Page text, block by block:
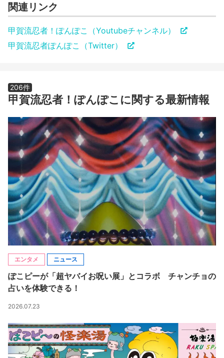
関連リンク
甲賀流忍者！ぽんぽこ（Youtubeチャンネル）
甲賀流忍者ぽんぽこ（Twitter）
206件
甲賀流忍者！ぽんぽこに関する最新情報
エンタメ ニュース
ぽこピーが「超ヤバイお呪い展」とコラボ チャンチョの
占いを体験できる！
2026.07.23